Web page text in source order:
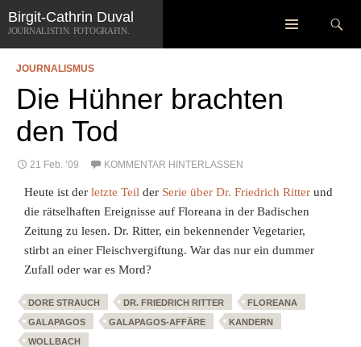
Zum
Inhalt
springen
Suchen
SCHLAGWORT-ARCHIV: DORE STRAUCH
JOURNALISMUS
Die Hühner brachten
den Tod
21 Feb. ’09 KOMMENTAR HINTERLASSEN
Heute ist derletzte Teil der Serie über Dr. Friedrich Ritter und
die rätselhaften Ereignisse auf Floreana in der Badischen
Zeitung zu lesen. Dr. Ritter, ein bekennender Vegetarier,
stirbt an einer Fleischvergiftung. War das nur ein dummer
Zufall oder war es Mord?
DORE STRAUCH DR. FRIEDRICH RITTER
FLOREANA
GALAPAGOS
GALAPAGOS-AFFÄRE
KANDERN
WOLLBACH
Birgit-Cathrin Duval
JOURNALISTIN. FOTOGRAFIN.